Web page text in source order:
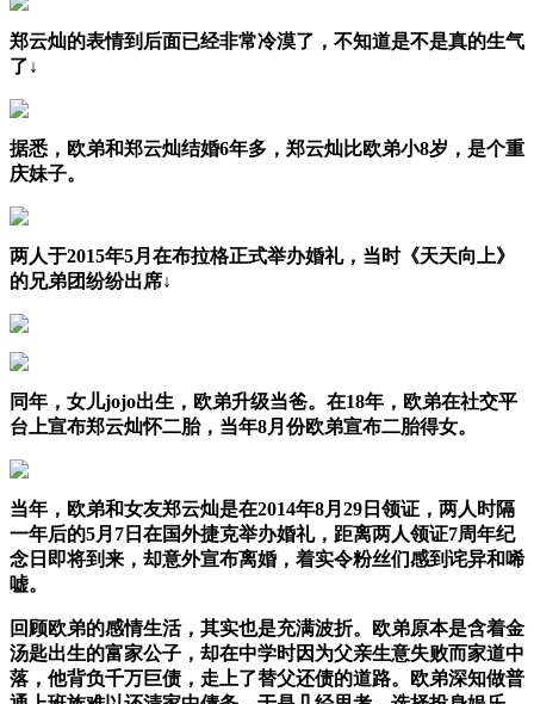
郑云灿的表情到后面已经非常冷漠了，不知道是不是真的生气
了↓
据悉，欧弟和郑云灿结婚6年多，郑云灿比欧弟小8岁，是个重
庆妹子。
两人于2015年5月在布拉格正式举办婚礼，当时《天天向上》
的兄弟团纷纷出席↓
同年，女儿jojo出生，欧弟升级当爸。在18年，欧弟在社交平
台上宣布郑云灿怀二胎，当年8月份欧弟宣布二胎得女。
当年，欧弟和女友郑云灿是在2014年8月29日领证，两人时隔
一年后的5月7日在国外捷克举办婚礼，距离两人领证7周年纪
念日即将到来，却意外宣布离婚，着实令粉丝们感到诧异和唏
嘘。
回顾欧弟的感情生活，其实也是充满波折。欧弟原本是含着金
汤匙出生的富家公子，却在中学时因为父亲生意失败而家道中
落，他背负千万巨债，走上了替父还债的道路。欧弟深知做普